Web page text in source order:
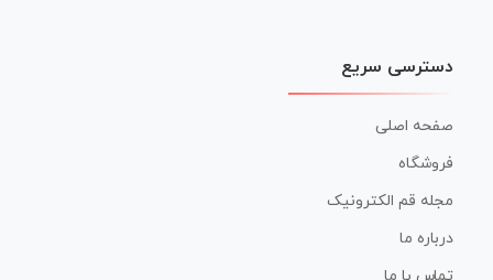
دسترسی سریع
صفحه اصلی
فروشگاه
مجله قم الکترونیک
درباره ما